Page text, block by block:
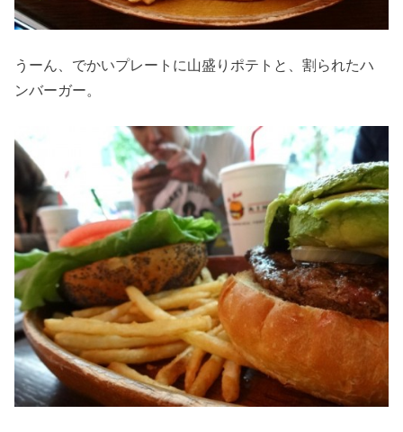
うーん、でかいプレートに山盛りポテトと、割られたハ
ンバーガー。